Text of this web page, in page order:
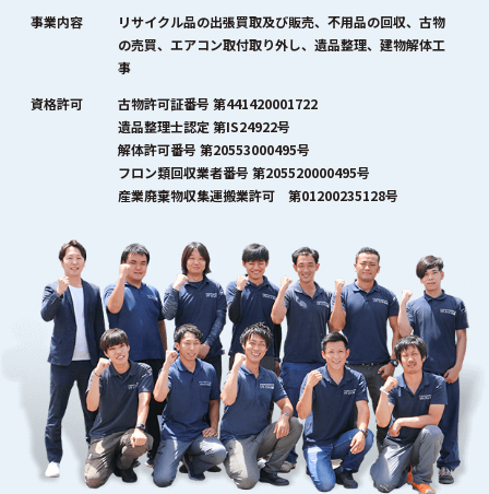
事業内容
リサイクル品の出張買取及び販売、不用品の回収、古物
の売買、エアコン取付取り外し、遺品整理、建物解体工
事
資格許可
古物許可証番号 第441420001722
遺品整理士認定 第IS24922号
解体許可番号 第20553000495号
フロン類回収業者番号 第205520000495号
産業廃棄物収集運搬業許可 第01200235128号